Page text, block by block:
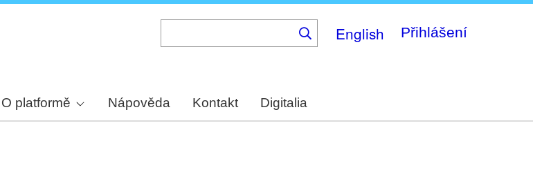
English Přihlášení
O platformě Nápověda Kontakt Digitalia